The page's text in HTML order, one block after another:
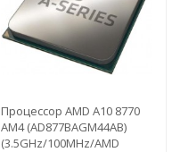
Процессор AMD A10 8770
AM4 (AD877BAGM44AB)
(3.5GHz/100MHz/AMD